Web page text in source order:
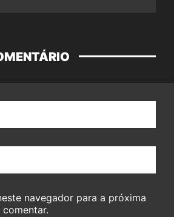
navegador para a próxima